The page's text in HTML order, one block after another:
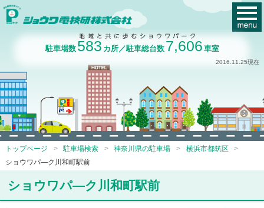
駐車場数 583 カ所／駐車総台数 7,606 車室
2016.11.25現在
トップページ 駐車場検索 神奈川県の駐車場
横浜市都筑区
ショウワパ―ク川和町駅前
ショウワパ―ク川和町駅前